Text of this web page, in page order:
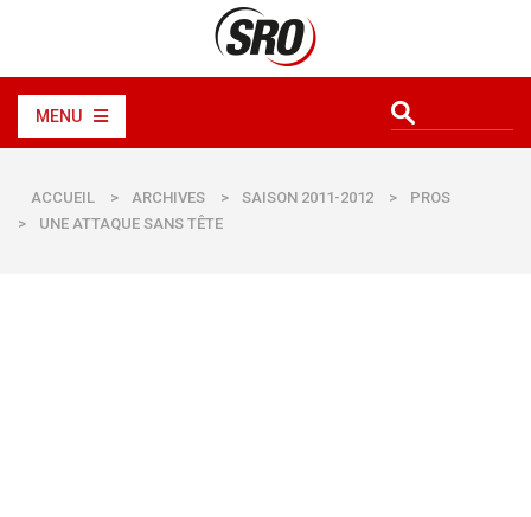
MENU
ACCUEIL > ARCHIVES > SAISON 2011-2012 >
PROS
>
UNE ATTAQUE SANS TÊTE